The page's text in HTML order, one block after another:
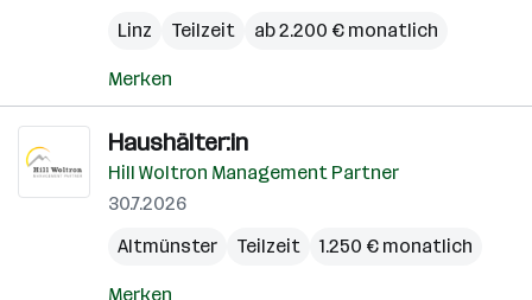
Linz
Teilzeit ab 2.200 € monatlich
Merken
Haushälter:in
Hill Woltron Management Partner
30.7.2026
Altmünster
Teilzeit 1.250 € monatlich
Merken